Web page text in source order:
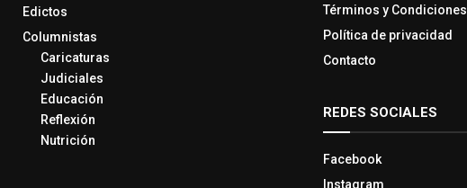
Edictos
Columnistas
Caricaturas
Judiciales
Educación
Reflexión
Nutrición
Términos y Condiciones
Política de privacidad
Contacto
REDES SOCIALES
Facebook
Instagram